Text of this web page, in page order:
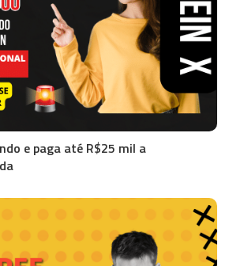
e paga até R$25 mil a